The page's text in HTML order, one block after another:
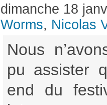
dimanche 18
Worms, Nicolas
Nous
pu assister
end du